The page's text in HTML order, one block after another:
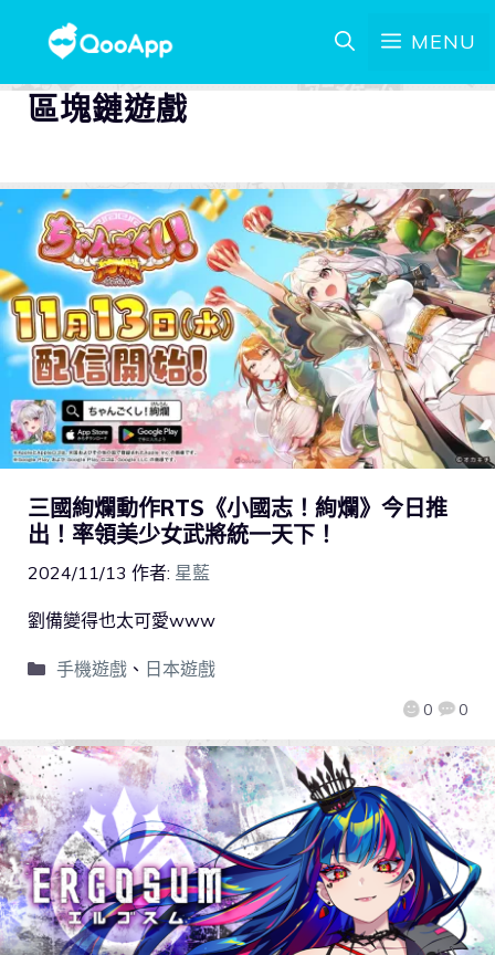
MENU
區塊鏈遊戲
三國絢爛動作RTS《小國志！絢爛》今日推
出！率領美少女武將統一天下！
2024/11/13 作者: 星藍
0 0
劉備變得也太可愛www
手機遊戲、 日本遊戲